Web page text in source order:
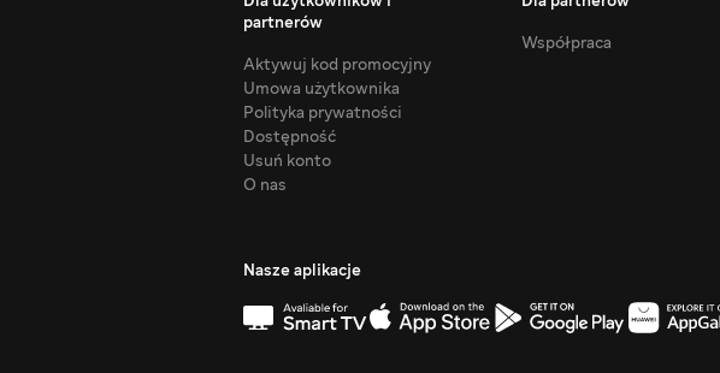
partnerów
Aktywuj kod promocyjny
Umowa użytkownika
Polityka prywatności
Dostępność
Usuń konto
O nas
Współpraca
Nasze aplikacje